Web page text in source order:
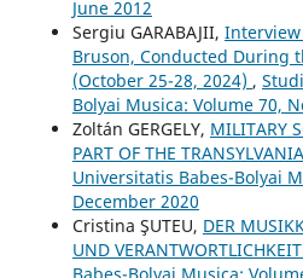
June 2012
Sergiu GARABAJII,
Bruson, Conducted During
(October 25-28, 2024) ,
Bolyai Musica: Volume 70,
Zoltán GERGELY, MILITARY
PART OF THE
Universitatis Babes-Bolyai
December 2020
Cristina ŞUTEU, DER
UND